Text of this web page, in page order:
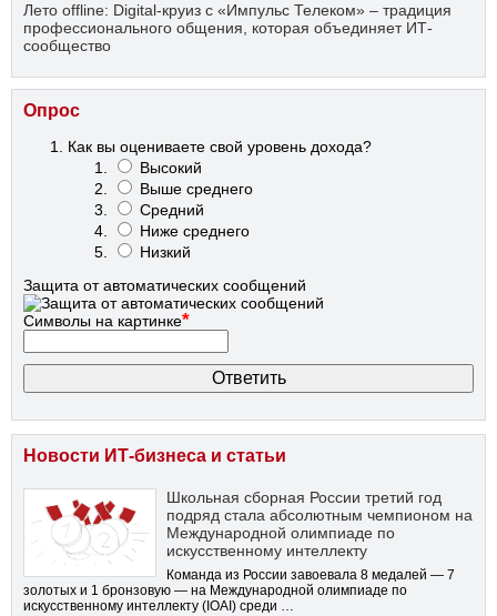
Лето offline: Digital-круиз с «Импульс Телеком» – традиция
профессионального общения, которая объединяет ИТ-
сообщество
Опрос
Как вы оцениваете свой уровень дохода?
Высокий
Выше среднего
Средний
Ниже среднего
Низкий
Защита от автоматических сообщений
Символы на картинке*
Новости ИТ-бизнеса и статьи
Школьная сборная России третий год
подряд стала абсолютным чемпионом на
Международной олимпиаде по
искусственному интеллекту
Команда из России завоевала 8 медалей — 7
золотых и 1 бронзовую — на Международной олимпиаде по
искусственному интеллекту (IOAI) среди …